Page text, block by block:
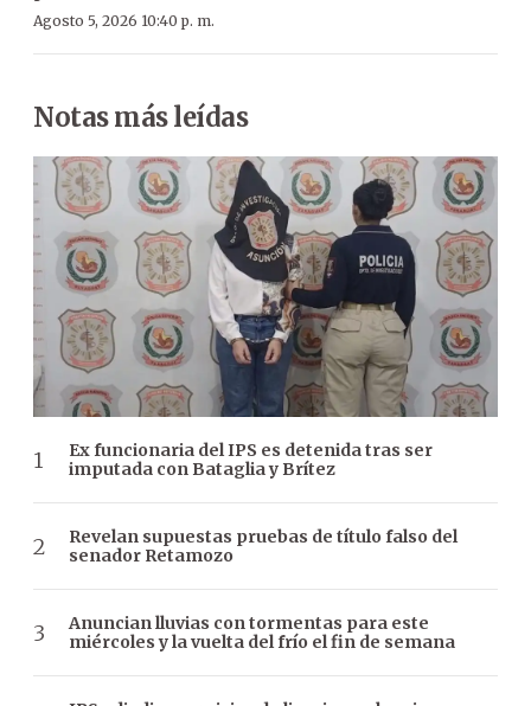
Agosto 5, 2026 10:40 p. m.
Notas más leídas
Ex funcionaria del IPS es detenida tras ser
imputada con Bataglia y Brítez
Revelan supuestas pruebas de título falso del
senador Retamozo
Anuncian lluvias con tormentas para este
miércoles y la vuelta del frío el fin de semana